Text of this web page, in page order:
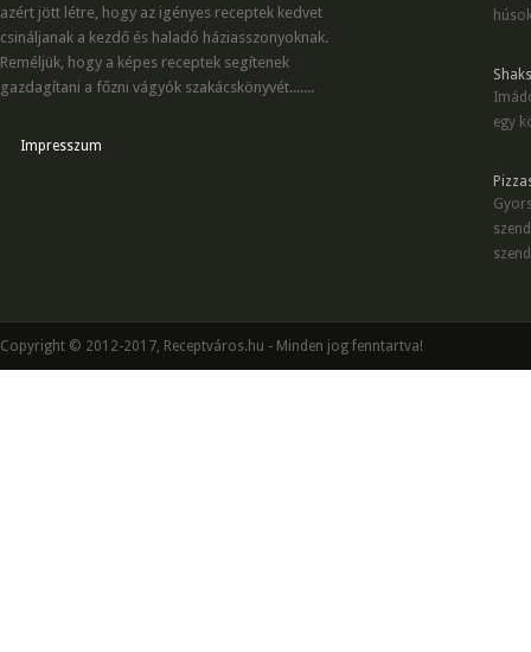
azért jött létre, hogy az igényes receptek kedvet
csináljanak a kezdő és haladó háziasszonyoknak.
Reméljük, hogy a képes receptek segítenek
gazdagítani a főzni vágyók szakácskönyvét.......
Impresszum
egy
Copyright © 2012-2017, Receptváros.hu - Minden jog fenntartva!